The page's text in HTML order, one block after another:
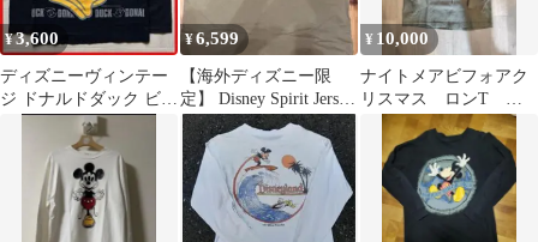
¥3,600
ディズニーヴィンテー
ジ ドナルドダック ビッ
グフェイスロングスリ
ーブTシャツ
¥6,599
【海外ディズニー限
定】 Disney Spirit Jersey
カーキ 長袖
¥ 10,000
ナイトメアビフォアク
リスマス ロンT ヴ
ィンテージ